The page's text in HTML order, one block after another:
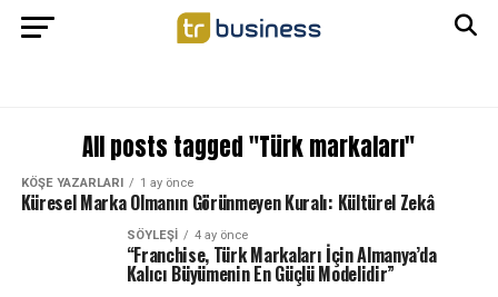
All posts tagged "Türk markaları"
KÖŞE YAZARLARI 1 ay önce
Küresel Marka Olmanın Görünmeyen Kuralı: Kültürel Zekâ
SÖYLEŞİ 4 ay önce
“Franchise, Türk Markaları İçin Almanya’da
Kalıcı Büyümenin En Güçlü Modelidir”